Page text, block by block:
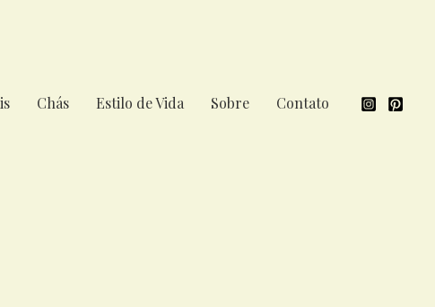
Chás Estilo de Vida Sobre Contato